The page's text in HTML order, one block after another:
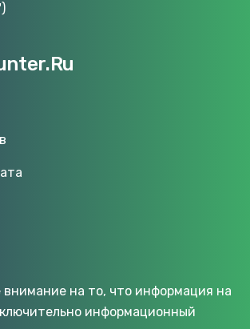
на то, что информация на
информационный